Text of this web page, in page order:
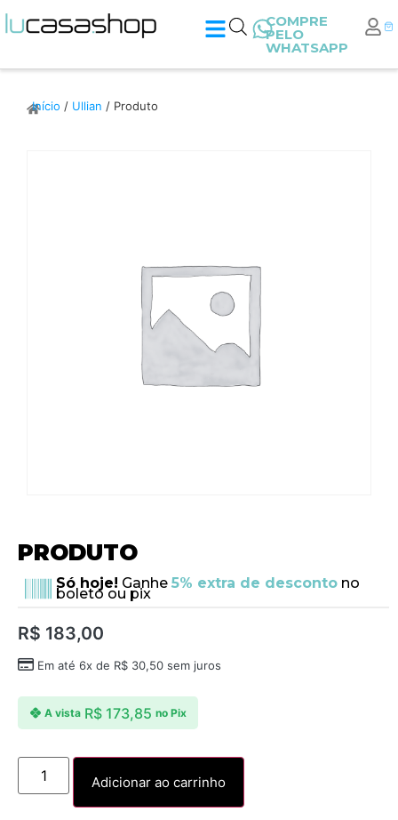
COMPRE
PELO
WHATSAPP
Início / Ullian / Produto
PRODUTO
Só hoje! Ganhe 5% extra de descontono
boleto ou pix
R$ 183,00
Em até 6x de R$ 30,50 sem juros
A vista R$173,85 no Pix
Adicionar ao carrinho